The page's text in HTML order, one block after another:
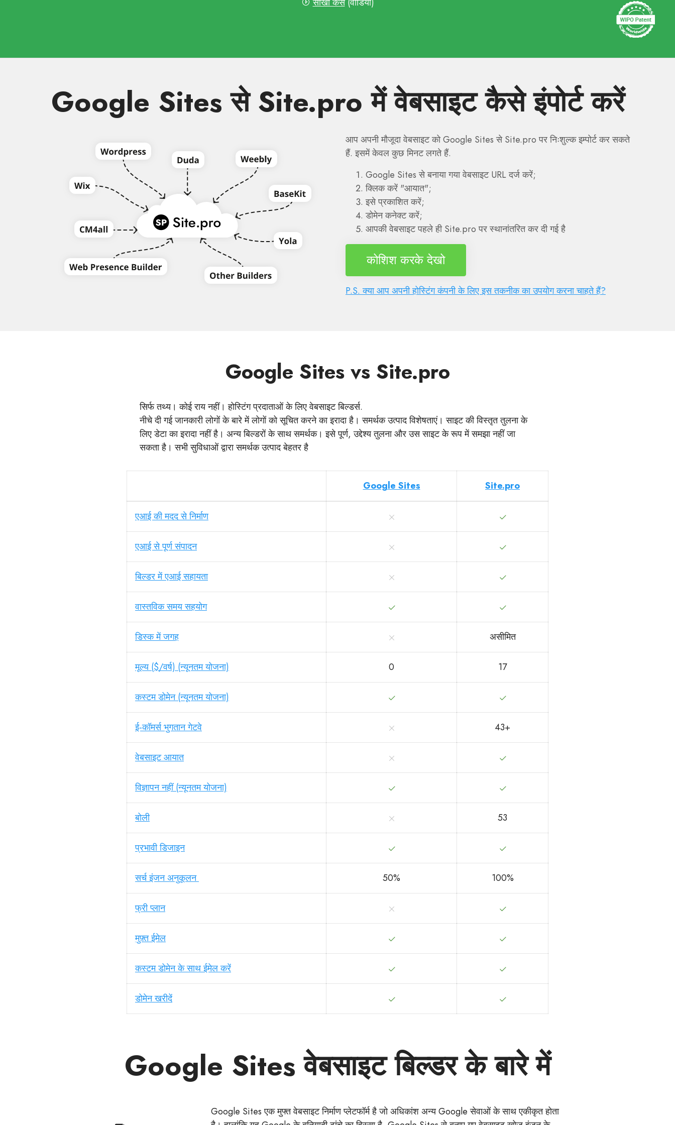
Google Sites से Site.pro में वेबसाइट कैसे इंपोर्ट करें
आप अपनी मौजूदा वेबसाइट को Google Sites से Site.pro पर निःशुल्क इम्पोर्ट कर सकते
हैं. इसमें केवल कुछ मिनट लगते हैं.
Google Sites से बनाया गया वेबसाइट URL दर्ज करें;
क्लिक करें "आयात";
इसे प्रकाशित करें;
डोमेन कनेक्ट करें;
आपकी वेबसाइट पहले ही Site.pro पर स्थानांतरित कर दी गई है
कोशिश करके देखो
P.S. क्या आप अपनी होस्टिंग कंपनी के लिए इस तकनीक का उपयोग करना चाहते हैं?
Google Sites vs Site.pro
सिर्फ तथ्य। कोई राय नहीं। होस्टिंग प्रदाताओं के लिए वेबसाइट बिल्डर्स.
नीचे दी गई जानकारी लोगों के बारे में लोगों को सूचित करने का इरादा है। समर्थक उत्पाद विशेषताएं। साइट की विस्तृत तुलना के
लिए डेटा का इरादा नहीं है। अन्य बिल्डरों के साथ समर्थक। इसे पूर्ण, उद्देश्य तुलना और उस साइट के रूप में समझा नहीं जा
सकता है। सभी सुविधाओं द्वारा समर्थक उत्पाद बेहतर है
Google Sites Site.pro
एआई की मदद से निर्माण
एआई से पूर्ण संपादन
बिल्डर में एआई सहायता
वास्तविक समय सहयोग
डिस्क में जगह असीमित
मूल्य ($/वर्ष) (न्यूनतम योजना) 0 17
कस्टम डोमेन (न्यूनतम योजना)
ई-कॉमर्स भुगतान गेटवे 43+
वेबसाइट आयात
विज्ञापन नहीं (न्यूनतम योजना)
बोली 53
प्रभावी डिजाइन
सर्च इंजन अनुकूलन 50% 100%
फ्री प्लान
मुफ़्त ईमेल
कस्टम डोमेन के साथ ईमेल करें
डोमेन खरीदें
Google Sites वेबसाइट बिल्डर के बारे में
Google Sites एक मुफ्त वेबसाइट निर्माण प्लेटफॉर्म है जो अधिकांश अन्य Google सेवाओं के साथ एकीकृत होता